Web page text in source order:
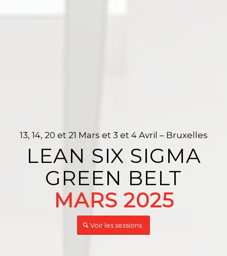
13, 14, 20 et 21 Mars et 3 et 4 Avril – Bruxelles
LEAN SIX SIGMA
GREEN BELT
MARS 2025
Voir les sessions